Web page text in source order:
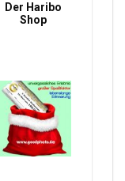
Der Haribo
Shop